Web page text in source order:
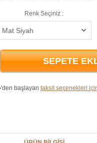
Renk Seçiniz :
SEPETE
'den başlayan taksit seçenekleri için